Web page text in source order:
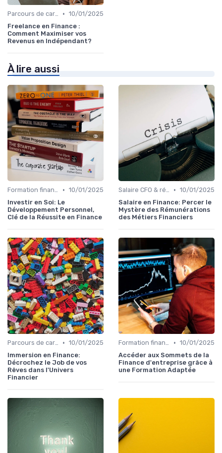
Parcours de carrière en finance • 10/01/2025
Freelance en Finance :
Comment Maximiser vos
Revenus en Indépendant?
À lire aussi
Formation finance & upskilling • 10/01/2025
Investir en Soi: Le
Développement Personnel,
Clé de la Réussite en Finance
Salaire CFO & rémunération variable • 10/01/2025
Salaire en Finance: Percer le
Mystère des Rémunérations
des Métiers Financiers
Parcours de carrière en finance • 10/01/2025
Immersion en Finance:
Décrochez le Job de vos
Rêves dans l'Univers
Financier
Formation finance & upskilling • 10/01/2025
Accéder aux Sommets de la
Finance d'entreprise grâce à
une Formation Adaptée